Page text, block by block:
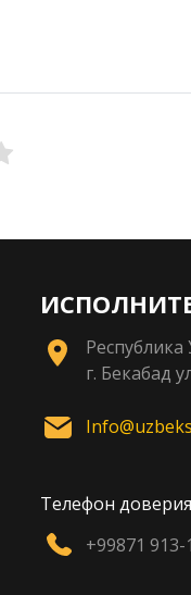
Республика
г. Бекабад
Телефон доверия
+99871 913-